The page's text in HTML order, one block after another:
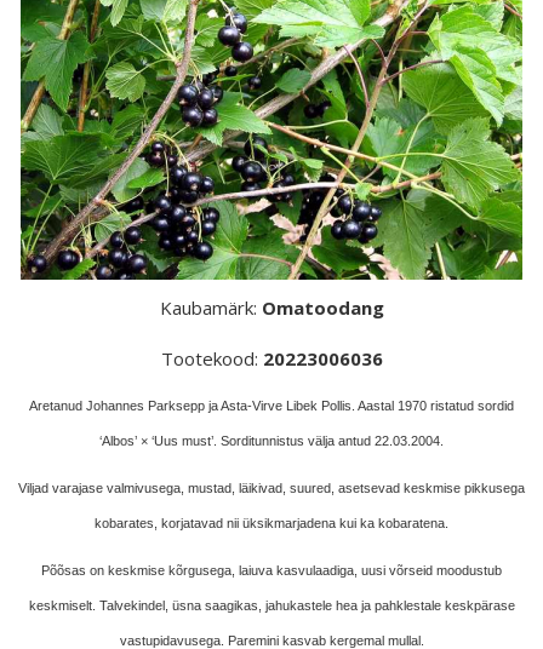
Kaubamärk: Omatoodang
Tootekood: 20223006036
Aretanud Johannes Parksepp ja Asta-Virve Libek Pollis. Aastal 1970 ristatud sordid
‘Albos’ × ‘Uus must’. Sorditunnistus välja antud 22.03.2004.
Viljad varajase valmivusega, mustad, läikivad, suured, asetsevad keskmise pikkusega
kobarates, korjatavad nii üksikmarjadena kui ka kobaratena.
Põõsas on keskmise kõrgusega, laiuva kasvulaadiga, uusi võrseid moodustub
keskmiselt. Talvekindel, üsna saagikas, jahukastele hea ja pahklestale keskpärase
vastupidavusega. Paremini kasvab kergemal mullal.